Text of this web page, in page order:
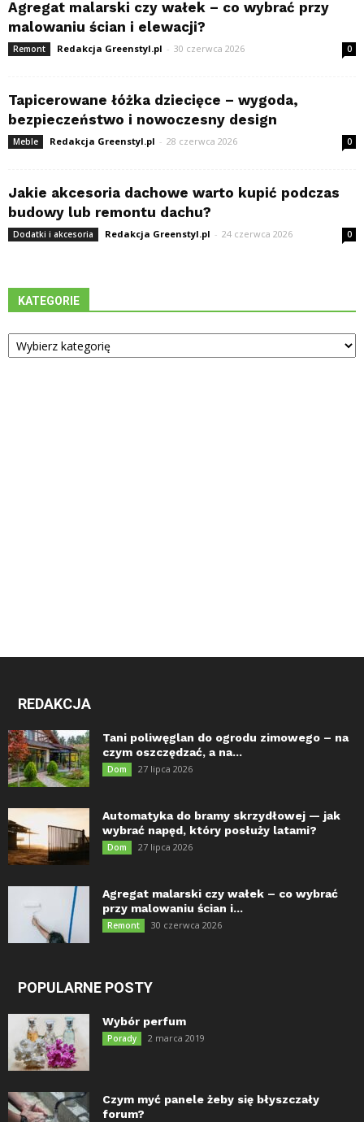
Agregat malarski czy wałek – co wybrać przy
malowaniu ścian i elewacji?
Remont Redakcja Greenstyl.pl - 30 czerwca 2026 0
Tapicerowane łóżka dziecięce – wygoda,
bezpieczeństwo i nowoczesny design
Meble Redakcja Greenstyl.pl - 28 czerwca 2026 0
Jakie akcesoria dachowe warto kupić podczas
budowy lub remontu dachu?
Dodatki i akcesoria Redakcja Greenstyl.pl - 24 czerwca 2026 0
KATEGORIE
Kategorie
REDAKCJA
Tani poliwęglan do ogrodu zimowego – na
czym oszczędzać, a na...
Dom 27 lipca 2026
Automatyka do bramy skrzydłowej — jak
wybrać napęd, który posłuży latami?
Dom 27 lipca 2026
Agregat malarski czy wałek – co wybrać
przy malowaniu ścian i...
Remont 30 czerwca 2026
POPULARNE POSTY
Wybór perfum
Porady 2 marca 2019
Czym myć panele żeby się błyszczały
forum?